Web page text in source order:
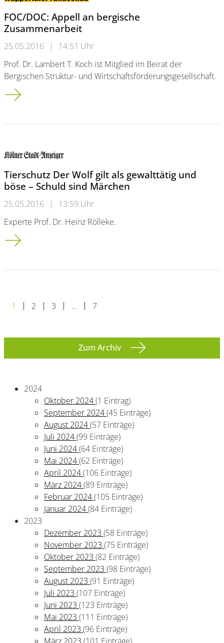
FOC/DOC: Appell an bergische
Zusammenarbeit
25.05.2016 |
14:51 Uhr
Prof. Dr. Lambert T. Koch ist Mitglied im Beirat der
Bergischen Struktur- und Wirtschaftsförderungsgesellschaft.
FOC/DOC: Appell an bergische Zusammenarbeit
Tierschutz Der Wolf gilt als gewalttätig und
böse – Schuld sind Märchen
25.05.2016 |
13:59 Uhr
Experte Prof. Dr. Heinz Rölleke.
Tierschutz Der Wolf gilt als gewalttätig und böse – Schuld
1 2 3 … 7
Zum Archiv
2024
Oktober 2024(1 Eintrag)
September 2024(45 Einträge)
August 2024(57 Einträge)
Juli 2024(99 Einträge)
Juni 2024(64 Einträge)
Mai 2024(62 Einträge)
April 2024(106 Einträge)
März 2024(89 Einträge)
Februar 2024(105 Einträge)
Januar 2024(84 Einträge)
2023
Dezember 2023 (58 Einträge)
November 2023 (75 Einträge)
Oktober 2023 (82 Einträge)
September 2023 (98 Einträge)
August 2023 (91 Einträge)
Juli 2023 (107 Einträge)
Juni 2023 (123 Einträge)
Mai 2023 (111 Einträge)
April 2023 (96 Einträge)